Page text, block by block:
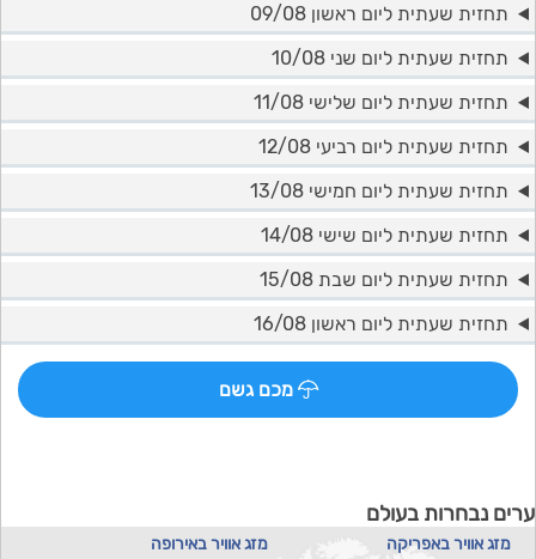
תחזית שעתית ליום ראשון 09/08
תחזית שעתית ליום שני 10/08
תחזית שעתית ליום שלישי 11/08
תחזית שעתית ליום רביעי 12/08
תחזית שעתית ליום חמישי 13/08
תחזית שעתית ליום שישי 14/08
תחזית שעתית ליום שבת 15/08
תחזית שעתית ליום ראשון 16/08
מכם גשם
ערים נבחרות בעולם
מזג אוויר באפריקה
מזג אוויר באירופה